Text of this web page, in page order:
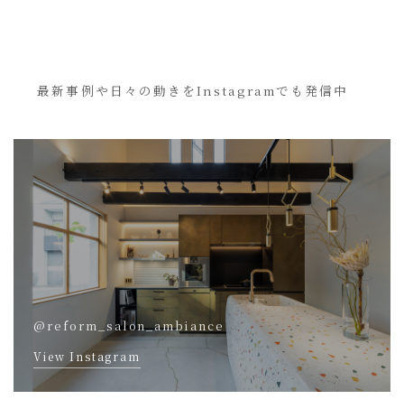
最新事例や日々の動きをInstagramでも発信中
@reform_salon_ambiance
View Instagram